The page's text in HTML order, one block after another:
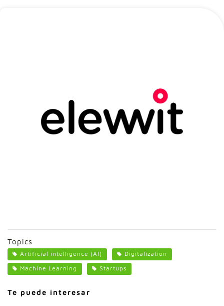
Topics
Artificial intelligence (AI)
Digitalization
Machine Learning
Startups
Te puede interesar